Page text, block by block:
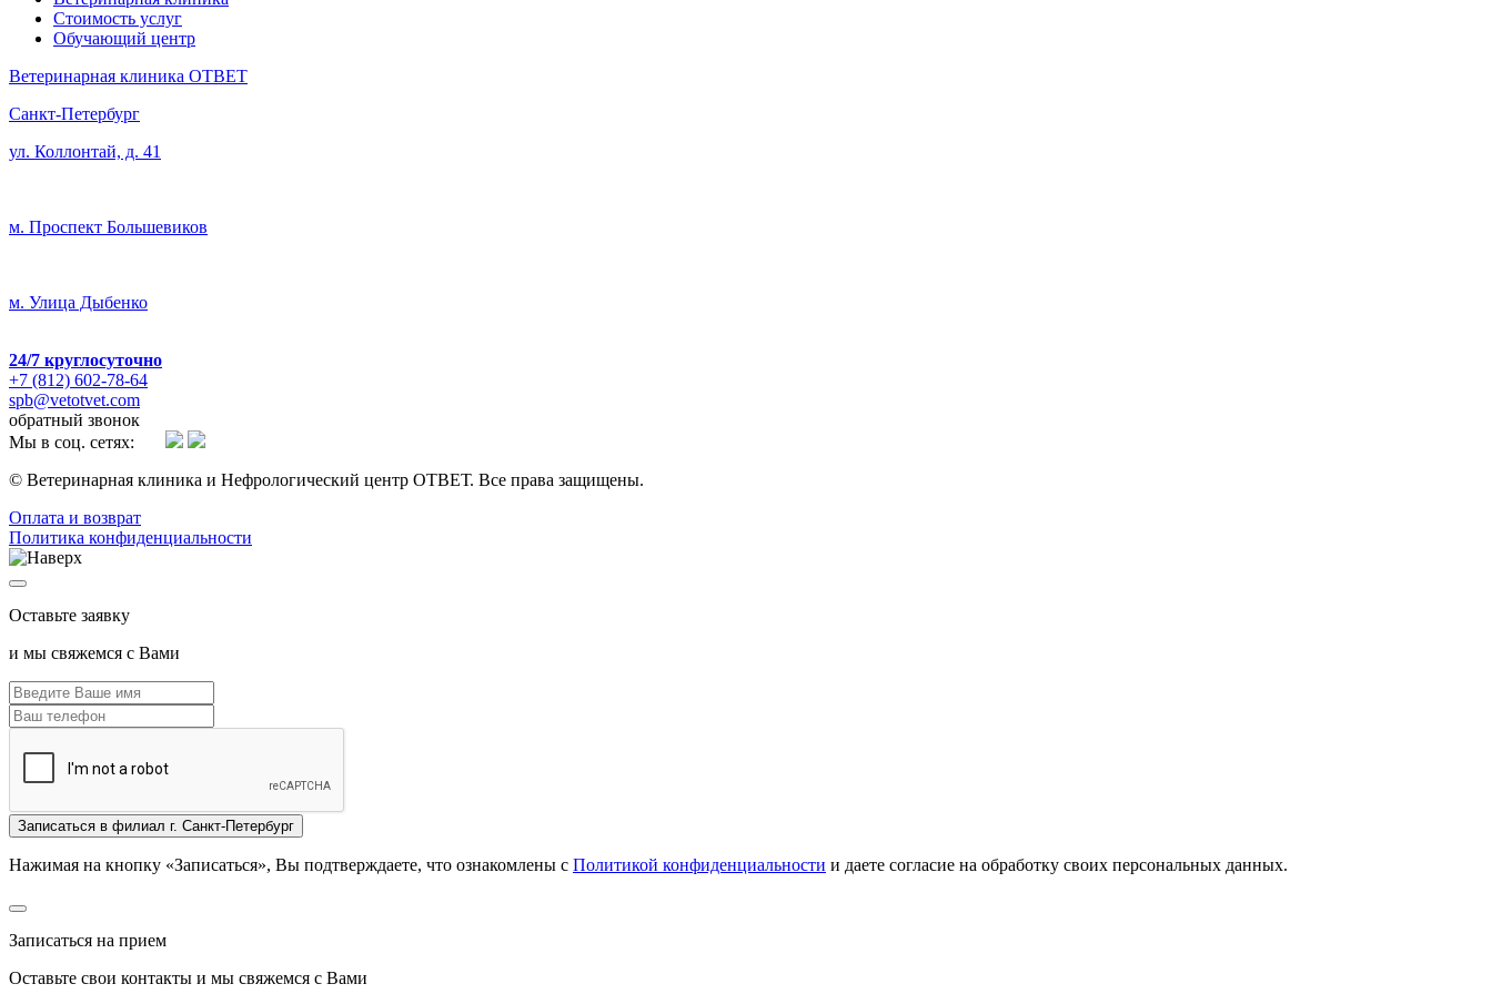
Стоимость услуг
Обучающий центр
Ветеринарная клиника ОТВЕТ
Санкт-Петербург
ул. Коллонтай, д. 41
м. Проспект Большевиков
м. Улица Дыбенко
24/7 круглосуточно
+7 (812) 602-78-64
spb@vetotvet.com
обратный звонок
Мы в соц. сетях:
© Ветеринарная клиника и Нефрологический центр ОТВЕТ. Все права защищены.
Oплата и возврат
Политика конфиденциальности
Оставьте заявку
и мы свяжемся с Вами
Записаться в филиал г. Санкт-Петербург
Нажимая на кнопку «Записаться», Вы подтверждаете, что ознакомлены с Политикой конфиденциальности и даете согласие на обработку своих персональных данных.
Записаться на прием
Оставьте свои контакты и мы свяжемся с Вами